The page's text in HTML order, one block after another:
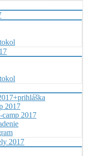
2017
camp 2017
2017